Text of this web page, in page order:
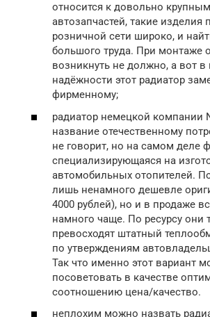
относится к довольно
автозапчастей, такие изделия
розничной сети широко, и
большого труда. При монтаже
возникнуть не должно, а вот в
надёжности этот радиатор
фирменному;
радиатор немецкой компании
название отечественному
не говорит, но на самом деле
специализирующаяся на
автомобильных отопителей.
лишь ненамного дешевле
4000 рублей), но и в продаже
намного чаще. По ресурсу они
превосходят штатный
по утверждениям
Так что именно этот вариант
посоветовать в качестве
соотношению цена/качество.
неплохим можно назвать